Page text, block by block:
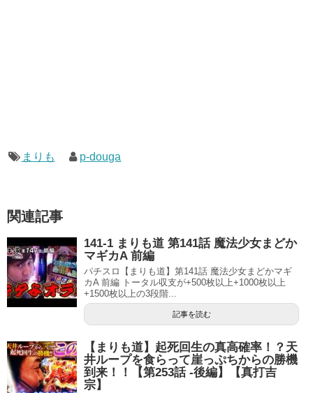
まりも p-douga
関連記事
141-1 まりも道 第141話 魔法少女まどか
マギカA 前編
パチスロ【まりも道】第141話 魔法少女まどかマギ
カA 前編 トータル収支が+500枚以上+1000枚以上
+1500枚以上の3段階...
記事を読む
【まりも道】起死回生の真高確率！？天
井ループを食らって崖っぷちからの勝機
到来！！【第253話 -後編】【真打吉
宗】